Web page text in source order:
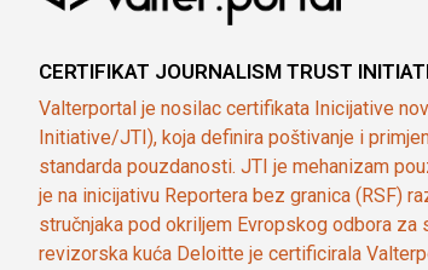
CERTIFIKAT JOURNALISM TRUST
Valterportal je nosilac certifikata Inicijative
Initiative/JTI), koja definira poštivanje i
standarda pouzdanosti. JTI je mehanizam
je na inicijativu Reportera bez granica (RSF)
stručnjaka pod okriljem Evropskog odbora za
revizorska kuća Deloitte je certificirala